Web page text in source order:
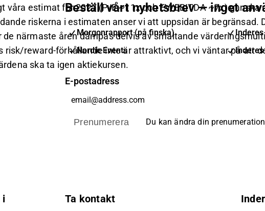
våra estimat för 2027 (P/E ~11x och EV/EBITDA ~7x) ganska
riskerna i estimaten anser vi att uppsidan är begränsad.
närmaste åren dämpas delvis av smältande
risk/reward-förhållande inte är attraktivt, och vi väntar på att
ska ta igen aktiekursen.
Beställ vårt nyhetsbrev — inget
Morgonrapport (på finska)
Nordic Events
Inderes
E-postadress
Prenumerera Du kan ändra din
i
Ta kontakt